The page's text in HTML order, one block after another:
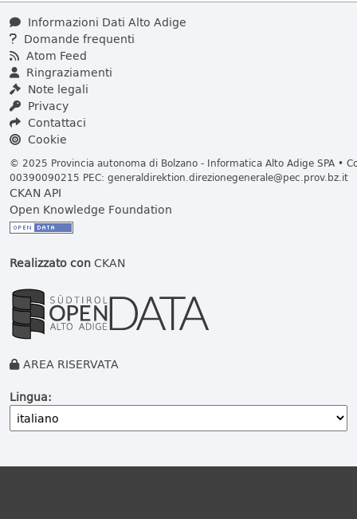
Informazioni Dati Alto Adige
Domande frequenti
Atom Feed
Ringraziamenti
Note legali
Privacy
Contattaci
Cookie
© 2025 Provincia autonoma di Bolzano - Informatica Alto Adige SPA •
00390090215 PEC: generaldirektion.direzionegenerale@pec.prov.bz.it
CKAN API
Open Knowledge Foundation
Realizzato conCKAN
AREA RISERVATA
Lingua